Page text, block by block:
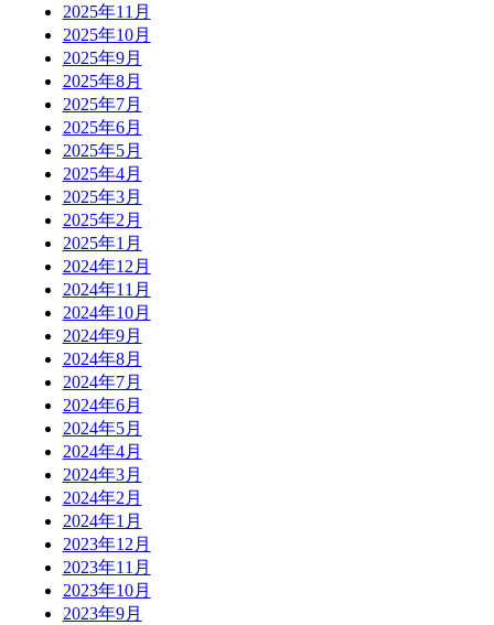
2025年11月
2025年10月
2025年9月
2025年8月
2025年7月
2025年6月
2025年5月
2025年4月
2025年3月
2025年2月
2025年1月
2024年12月
2024年11月
2024年10月
2024年9月
2024年8月
2024年7月
2024年6月
2024年5月
2024年4月
2024年3月
2024年2月
2024年1月
2023年12月
2023年11月
2023年10月
2023年9月